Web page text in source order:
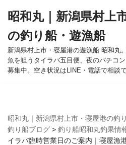
ン
テ
ン
ツ
ッ
プ
昭和丸｜新潟県村上
の釣り船・遊漁船
新潟県村上市・寝屋港の遊漁船 昭和丸
魚を狙うタイラバ五目便、夜のバチコ
募集中。空き状況はLINE・電話で相談で
昭和丸｜新潟県村上市・寝屋港の釣
釣り船ブログ > 釣り船昭和丸釣果情
イラバ臨時営業日のご案内｜寝屋漁